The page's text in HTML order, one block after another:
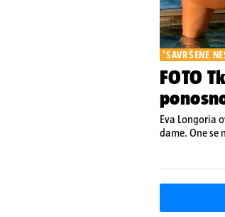
'SAVRŠENE
FOTO
Eva Longoria
dame. One se